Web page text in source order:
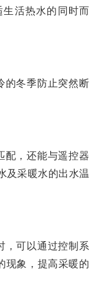
活热水的同时而
的冬季防止突然断
配，还能与遥控器
及采暖水的出水温
，可以通过控制系
现象，提高采暖的